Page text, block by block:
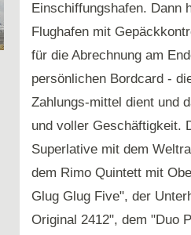
Einschiffungshafen. Dann
Flughafen mit
für die Abrechnung am
persönlichen Bordcard -
Zahlungs-mittel dient und
und voller Geschäftigkeit.
Superlative mit dem
dem Rimo Quintett mit
Glug Glug Five", der
Original 2412", dem "Duo